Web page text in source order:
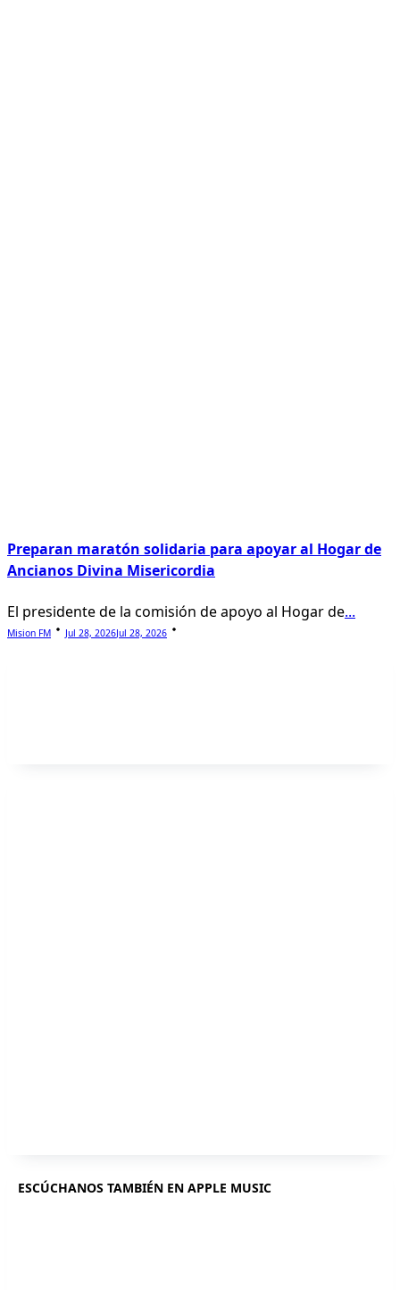
Preparan maratón solidaria para apoyar al Hogar de
Ancianos Divina Misericordia
El presidente de la comisión de apoyo al Hogar de...
Mision FM Jul 28, 2026Jul 28, 2026
ESCÚCHANOS TAMBIÉN EN APPLE MUSIC